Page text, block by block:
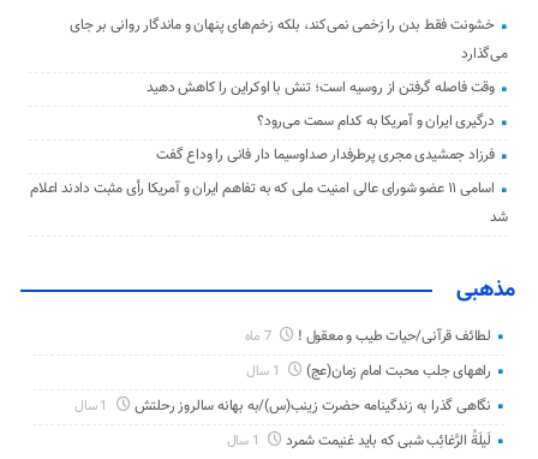
خشونت فقط بدن را زخمی نمی‌کند، بلکه زخم‌های پنهان و ماندگار روانی بر جای
می‌گذارد
وقت فاصله گرفتن از روسیه است؛ تنش با اوکراین را کاهش دهید
درگیری ایران و آمریکا به کدام سمت می‌رود؟
فرزاد جمشیدی مجری پرطرفدار صداوسیما دار فانی را وداع گفت
اسامی ۱۱ عضو شورای عالی امنیت ملی که به تفاهم ایران و آمریکا رأی مثبت دادند اعلام
شد
مذهبی
لطائف قرآنی/حیات طیب و معقول ! 7 ماه
راههای جلب محبت امام زمان(عج)
نگاهی گذرا به زندگینامه حضرت زینب(س)/به بهانه سالروز رحلتش
لَیلَةُ الرَّغائِب شبی که باید غنیمت شمرد